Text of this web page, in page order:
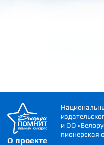
О проекте
и ОО
пионерская